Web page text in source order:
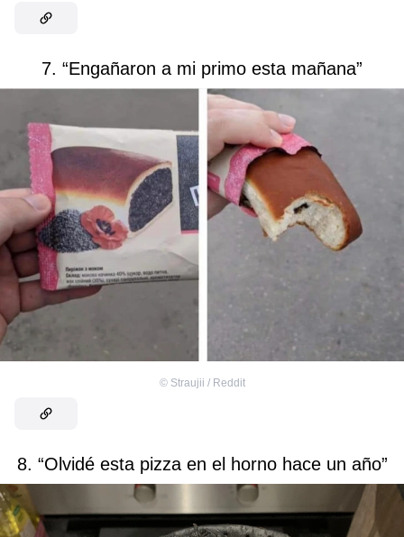
7. “Engañaron a mi primo esta mañana”
© Straujii / Reddit
8. “Olvidé esta pizza en el horno hace un año”